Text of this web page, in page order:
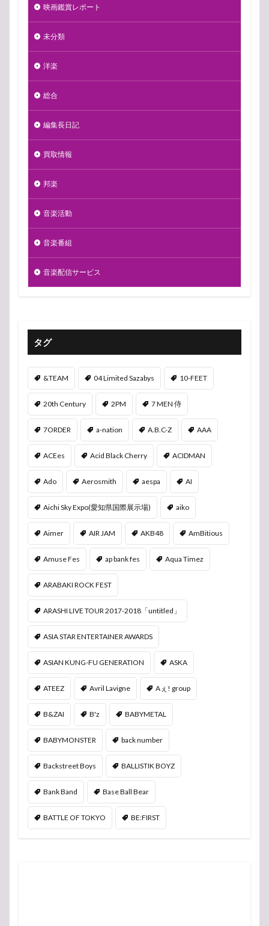
映画鑑賞レポート
未分類
洋楽
総合
編集長日記
買取情報
邦楽
音楽活動
音楽番組
音楽配信サービス
タグ
&TEAM 04 Limited Sazabys 10-FEET
20th Century 2PM 7 MEN 侍
7ORDER a-nation A.B.C-Z AAA
ACEes Acid Black Cherry ACIDMAN
Ado Aerosmith aespa AI
Aichi Sky Expo(愛知県国際展示場) aiko
Aimer AIR JAM AKB48 AmBitious
Amuse Fes ap bank fes Aqua Timez
ARABAKI ROCK FEST
ARASHI LIVE TOUR 2017-2018「untitled」
ASIA STAR ENTERTAINER AWARDS
ASIAN KUNG-FU GENERATION ASKA
ATEEZ Avril Lavigne Aぇ! group
B&ZAI B'z BABYMETAL
BABYMONSTER back number
Backstreet Boys BALLISTIK BOYZ
Bank Band Base Ball Bear
BATTLE OF TOKYO BE:FIRST